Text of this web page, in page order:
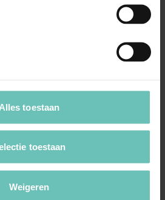
Alles toestaan
toestaan
Weigeren
het Kadaster onrechtmatig
Aan ontbinding